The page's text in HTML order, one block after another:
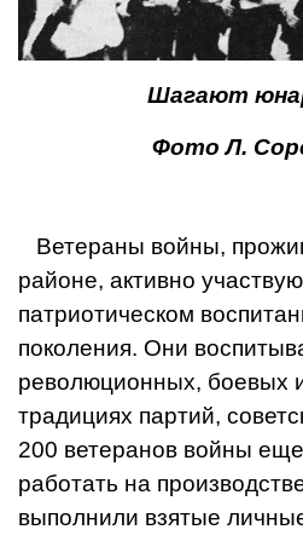
Шагают
Фото Л.
Ветераны войны,
районе, активно
патриотическом
поколения. Они
революционных, боевых
традициях партий,
200 ветеранов войны
работать на
выполнили взятые